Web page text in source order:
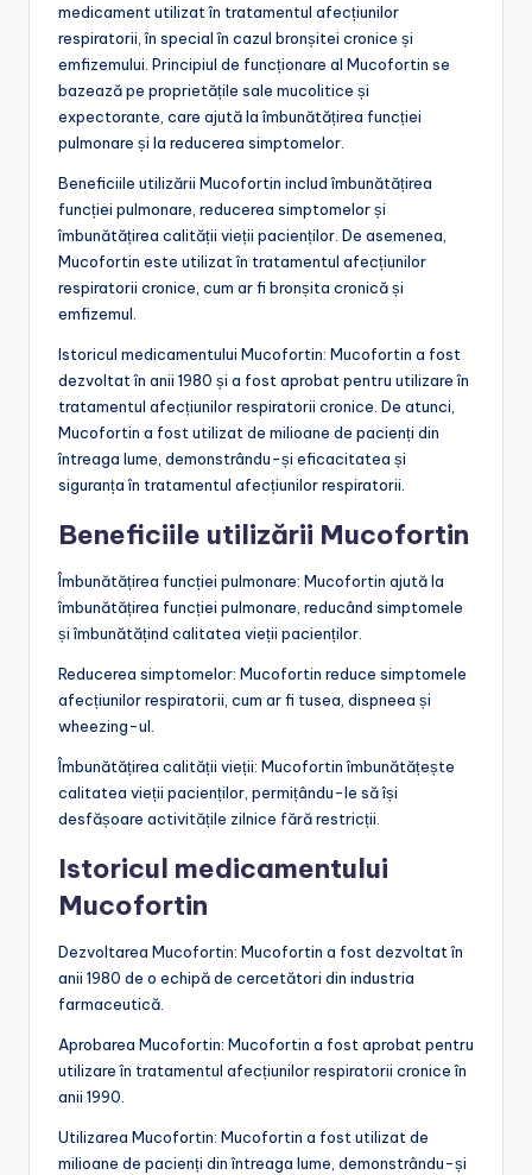
medicament utilizat în tratamentul afecțiunilor
respiratorii, în special în cazul bronșitei cronice și
emfizemului. Principiul de funcționare al Mucofortin se
bazează pe proprietățile sale mucolitice și
expectorante, care ajută la îmbunătățirea funcției
pulmonare și la reducerea simptomelor.
Beneficiile utilizării Mucofortin includ îmbunătățirea
funcției pulmonare, reducerea simptomelor și
îmbunătățirea calității vieții pacienților. De asemenea,
Mucofortin este utilizat în tratamentul afecțiunilor
respiratorii cronice, cum ar fi bronșita cronică și
emfizemul.
Istoricul medicamentului Mucofortin: Mucofortin a fost
dezvoltat în anii 1980 și a fost aprobat pentru utilizare în
tratamentul afecțiunilor respiratorii cronice. De atunci,
Mucofortin a fost utilizat de milioane de pacienți din
întreaga lume, demonstrându-și eficacitatea și
siguranța în tratamentul afecțiunilor respiratorii.
Beneficiile utilizării Mucofortin
Îmbunătățirea funcției pulmonare: Mucofortin ajută la
îmbunătățirea funcției pulmonare, reducând simptomele
și îmbunătățind calitatea vieții pacienților.
Reducerea simptomelor: Mucofortin reduce simptomele
afecțiunilor respiratorii, cum ar fi tusea, dispneea și
wheezing-ul.
Îmbunătățirea calității vieții: Mucofortin îmbunătățește
calitatea vieții pacienților, permițându-le să își
desfășoare activitățile zilnice fără restricții.
Istoricul medicamentului
Mucofortin
Dezvoltarea Mucofortin: Mucofortin a fost dezvoltat în
anii 1980 de o echipă de cercetători din industria
farmaceutică.
Aprobarea Mucofortin: Mucofortin a fost aprobat pentru
utilizare în tratamentul afecțiunilor respiratorii cronice în
anii 1990.
Utilizarea Mucofortin: Mucofortin a fost utilizat de
milioane de pacienți din întreaga lume, demonstrându-și